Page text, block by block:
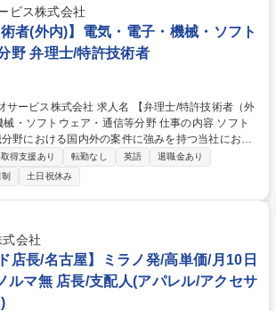
業/数億から数10億の案件大規模案件に関わること
る ★独立を目指す社員も多く、スキルを身に付けた
間休日1
独立支援/IPO準備中
ビス株式会社
術者(外内)】電気・電子・機械・ソフト
野 弁理士/特許技術者
求人名 【弁理士/特許技術者（外
トウェア・通信等分野 仕事の内容 ソフト
野における国内外の案件に強みを持つ当社におい
利化及び特許権利行使に係る業務（無効審判、調
登録者は、上記業務の補助
＞リモートワーク応相談、フルフレックスタイム制
戦略：案件の多くが海外のグローバル大手企業。
開拓・拡大にも力を入れており、国内案件の取り
ル企業の最先端技術を世界水準で支援する、稀有
】電気・
ェア・通信等分野
得支援あり 転勤なし 英語
退職金あり
土日祝休み
会社
店長/名古屋】ミラノ発/高単価/月10日
ルマ無 店長/支配人(アパレル/アクセサ